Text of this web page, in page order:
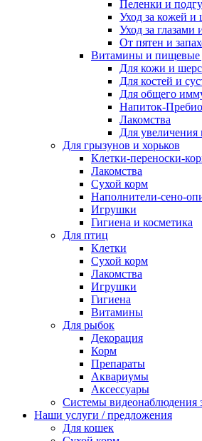
Пеленки и
Уход за кожей и
Уход за глазами
От пятен и
Витамины и пищевые
Для кожи и
Для костей и
Для общего
Напиток-
Лакомства
Для
Для грызунов и хорьков
Клетки-переноски-
Лакомства
Сухой корм
Наполнители-сено-
Игрушки
Гигиена и косметика
Для птиц
Клетки
Сухой корм
Лакомства
Игрушки
Гигиена
Витамины
Для рыбок
Декорация
Корм
Препараты
Аквариумы
Аксессуары
Cистемы видеонаблюдения
Наши услуги / предложения
Для кошек